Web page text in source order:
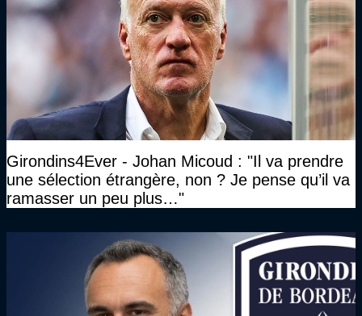
Girondins4Ever - Johan Micoud : "Il va prendre
une sélection étrangère, non ? Je pense qu’il va
ramasser un peu plus…"